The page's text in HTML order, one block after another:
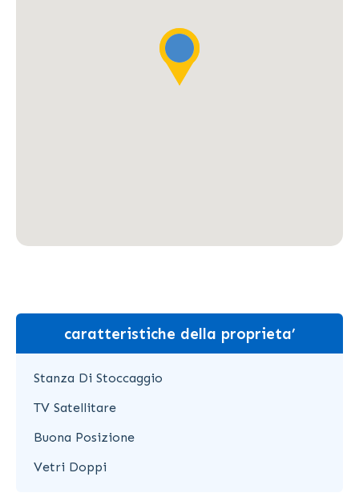
caratteristiche della proprieta’
Stanza Di Stoccaggio
TV Satellitare
Buona Posizione
Vetri Doppi